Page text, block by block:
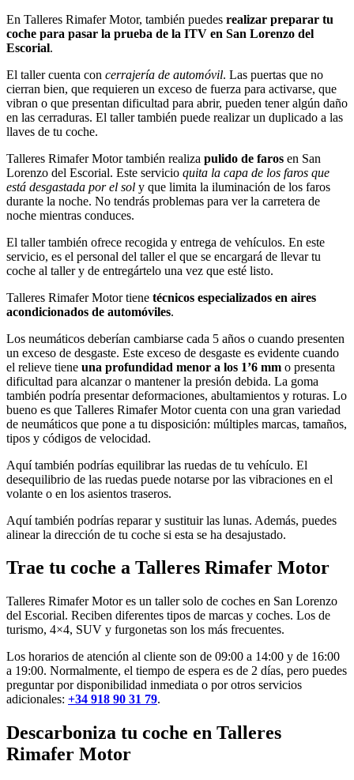
En Talleres Rimafer Motor, también puedes realizar preparar tu
coche para pasar la prueba de la ITV en San Lorenzo del
Escorial.
El taller cuenta con cerrajería de automóvil. Las puertas que no
cierran bien, que requieren un exceso de fuerza para activarse, que
vibran o que presentan dificultad para abrir, pueden tener algún daño
en las cerraduras. El taller también puede realizar un duplicado a las
llaves de tu coche.
Talleres Rimafer Motor también realiza pulido de faros en San
Lorenzo del Escorial. Este servicio quita la capa de los faros que
está desgastada por el sol y que limita la iluminación de los faros
durante la noche. No tendrás problemas para ver la carretera de
noche mientras conduces.
El taller también ofrece recogida y entrega de vehículos. En este
servicio, es el personal del taller el que se encargará de llevar tu
coche al taller y de entregártelo una vez que esté listo.
Talleres Rimafer Motor tiene técnicos especializados en aires
acondicionados de automóviles.
Los neumáticos deberían cambiarse cada 5 años o cuando presenten
un exceso de desgaste. Este exceso de desgaste es evidente cuando
el relieve tiene una profundidad menor a los 1’6 mm o presenta
dificultad para alcanzar o mantener la presión debida. La goma
también podría presentar deformaciones, abultamientos y roturas. Lo
bueno es que Talleres Rimafer Motor cuenta con una gran variedad
de neumáticos que pone a tu disposición: múltiples marcas, tamaños,
tipos y códigos de velocidad.
Aquí también podrías equilibrar las ruedas de tu vehículo. El
desequilibrio de las ruedas puede notarse por las vibraciones en el
volante o en los asientos traseros.
Aquí también podrías reparar y sustituir las lunas. Además, puedes
alinear la dirección de tu coche si esta se ha desajustado.
Trae tu coche a Talleres Rimafer Motor
Talleres Rimafer Motor es un taller solo de coches en San Lorenzo
del Escorial. Reciben diferentes tipos de marcas y coches. Los de
turismo, 4×4, SUV y furgonetas son los más frecuentes.
Los horarios de atención al cliente son de 09:00 a 14:00 y de 16:00
a 19:00. Normalmente, el tiempo de espera es de 2 días, pero puedes
preguntar por disponibilidad inmediata o por otros servicios
adicionales: +34 918 90 31 79.
Descarboniza tu coche en Talleres
Rimafer Motor